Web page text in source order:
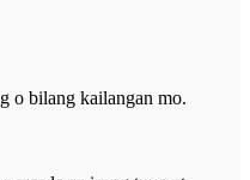
o bilang kailangan mo.